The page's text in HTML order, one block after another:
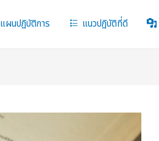
แผนปฏิบัติการ แนวปฏิบัติที่ดี